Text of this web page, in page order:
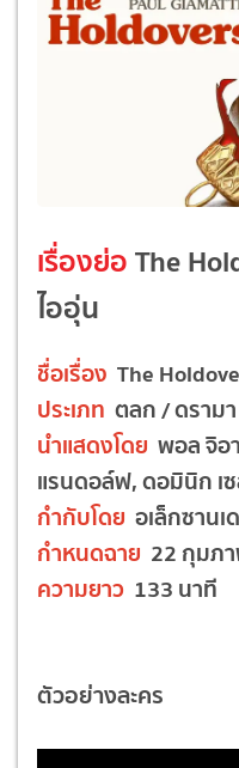
เรื่องย่อThe
ไออุ่น
ชื่อเรื่อง The
ประเภท ตลก / ดรามา
นำแสดงโดย พอล จิอ
แรนดอล์ฟ, ดอมินิก เ
กำกับโดย อเล็กซานเ
กำหนดฉาย 22 กุมภ
ความยาว 133 นาที
ตัวอย่างละคร